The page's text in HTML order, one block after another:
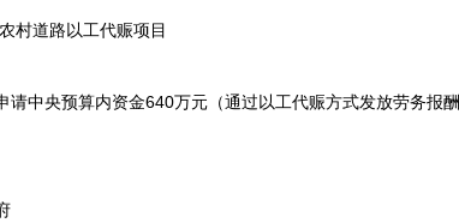
道路以工代赈项目
中央预算内资金640万元（通过以工代赈方式发放劳务报